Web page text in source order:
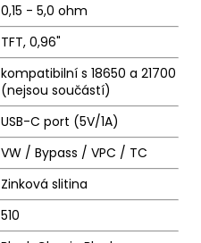
0,15 - 5,0 ohm
TFT, 0,96"
kompatibilní s 18650 a 21700
(nejsou součástí)
USB-C port (5V/1A)
VW / Bypass / VPC / TC
Zinková slitina
510